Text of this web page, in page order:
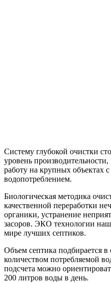
Систему глубокой очистки
уровень
работу на крупных объектах
водопотреблением.
Биологическая методика
качественной переработки
органики, устранение
засоров. ЭКО технологии
мире лучших септиков.
Объем септика подбирается
количеством потребляемой
подсчета можно
200 литров воды в день.